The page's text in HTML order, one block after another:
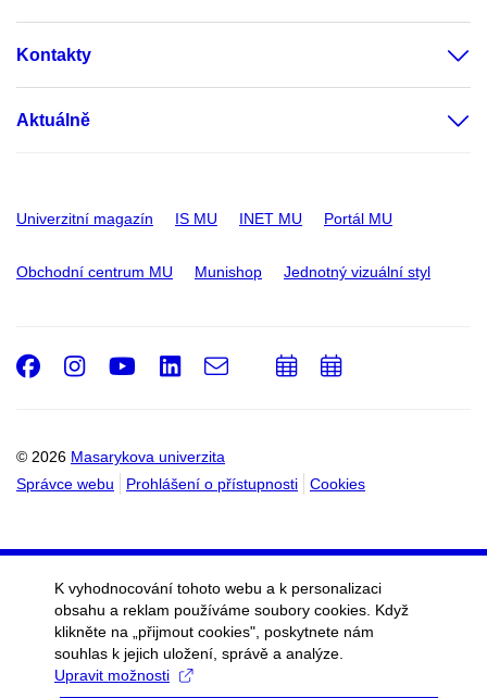
Kontakty
Aktuálně
Univerzitní magazín IS MU INET MU Portál MU
Obchodní centrum MU Munishop Jednotný vizuální styl
© 2026 Masarykova univerzita
Správce webu
Prohlášení o přístupnosti Cookies
Facebook
Instagram
Youtube
LinkedIn
e-
Email
PřidatPřidat
K vyhodnocování tohoto webu a k personalizaci
obsahu a reklam používáme soubory cookies. Když
klikněte na „přijmout cookies", poskytnete nám
souhlas k jejich uložení, správě a analýze.
Upravit možnosti